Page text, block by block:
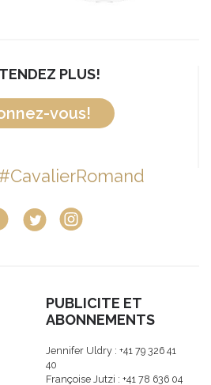
PLUS!
vous!
#CavalierRomand
PUBLICITE ET
ABONNEMENTS
Jennifer Uldry : +41 79 326 41
40
Françoise Jutzi : +41 78 636 04